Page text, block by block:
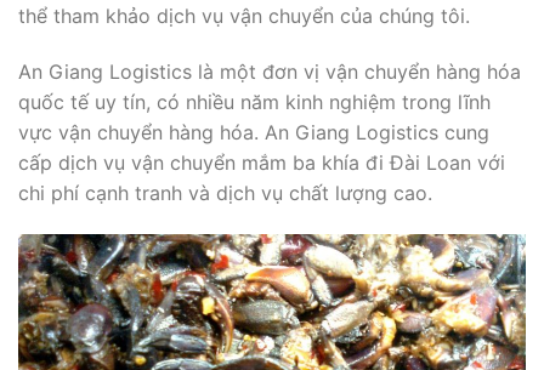
thể tham khảo dịch vụ vận chuyển của chúng tôi.
An Giang Logistics là một đơn vị vận chuyển hàng hóa
quốc tế uy tín, có nhiều năm kinh nghiệm trong lĩnh
vực vận chuyển hàng hóa. An Giang Logistics cung
cấp dịch vụ vận chuyển mắm ba khía đi Đài Loan với
chi phí cạnh tranh và dịch vụ chất lượng cao.